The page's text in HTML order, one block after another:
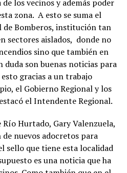
los vecinos y además poder
zona. A esto se suma el
Bomberos, institución tan
sectores aislados, donde no
sino que también en
duda son buenas noticias para
gracias a un trabajo
el Gobierno Regional y los
el Intendente Regional.
Hurtado, Gary Valenzuela,
nuevos adocretos para
sello que tiene esta localidad
es una noticia que ha